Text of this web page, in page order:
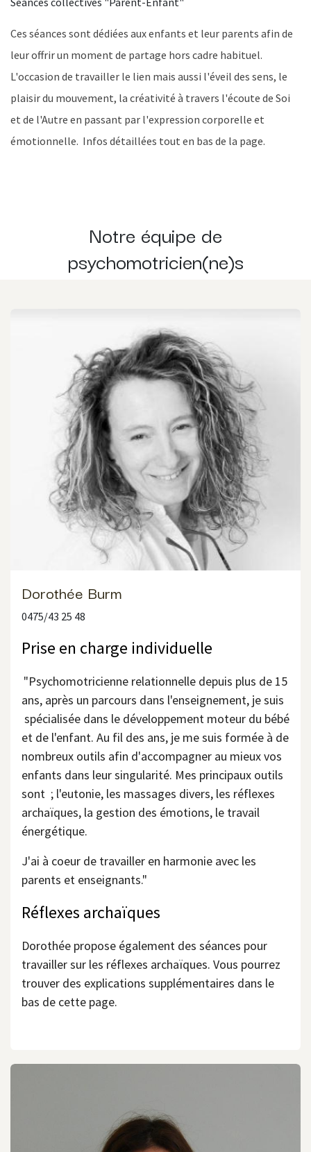
Ces séances sont dédiées aux enfants et leur parents afin de
leur offrir un moment de partage hors cadre habituel.
L'occasion de travailler le lien mais aussi l'éveil des sens, le
plaisir du mouvement, la créativité à travers l'écoute de Soi
et de l'Autre en passant par l'expression corporelle et
émotionnelle. Infos détaillées tout en bas de la page.
Notre équipe de
psychomotricien(ne)s
Dorothée Burm
0475/43 25 48
Prise en charge individuelle
"​Psychomotricienne relationnelle depuis plus de 15
ans, après un parcours dans l'enseignement, je suis
spécialisée dans le développement moteur du bébé
et de l'enfant. Au fil des ans, je me suis formée à de
nombreux outils afin d'accompagner au mieux vos
enfants dans leur singularité. Mes principaux outils
sont ; l'eutonie, les massages divers, les réflexes
archaïques, la gestion des émotions, le travail
énergétique.
J'ai à coeur de travailler en harmonie avec les
parents et enseignants."
Réflexes archaïques
Dorothée propose également des séances pour
travailler sur les réflexes archaïques. Vous pourrez
trouver des explications supplémentaires dans le
bas de cette page.